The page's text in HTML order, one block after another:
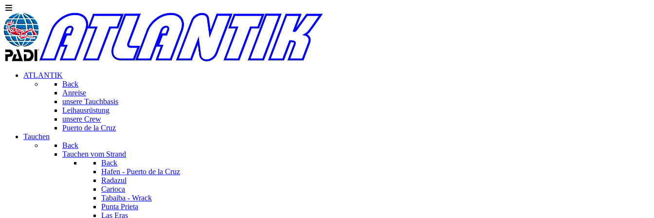
ATLANTIK
Back
Anreise
unsere Tauchbasis
Leihausrüstung
unsere Crew
Puerto de la Cruz
Tauchen
Back
Tauchen vom Strand
Back
Hafen - Puerto de la Cruz
Radazul
Carioca
Tabaiba - Wrack
Punta Prieta
Las Eras